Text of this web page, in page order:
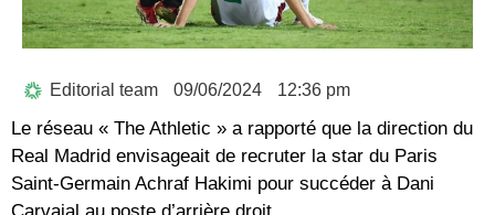
Editorial team 09/06/2024 12:36 pm
Le réseau « The Athletic » a rapporté que la direction du
Real Madrid envisageait de recruter la star du Paris
Saint-Germain Achraf Hakimi pour succéder à Dani